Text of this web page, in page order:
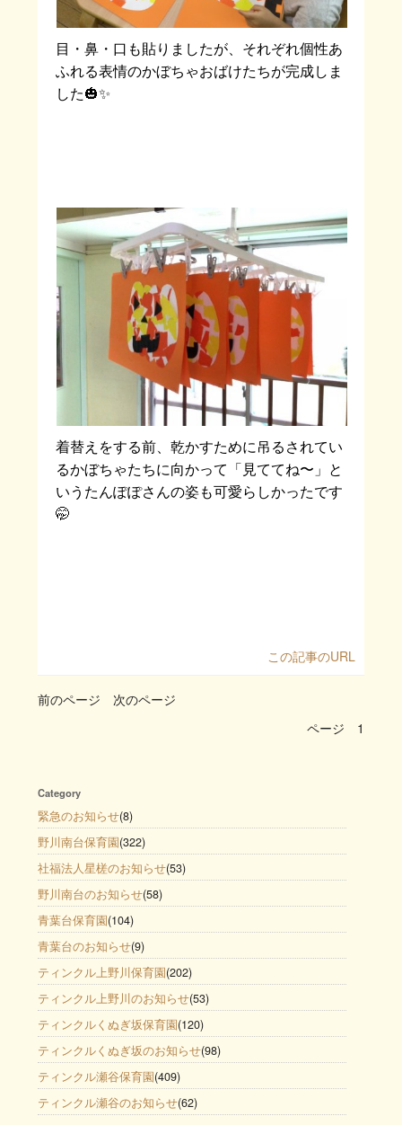
目・鼻・口も貼りましたが、それぞれ個性あ
ふれる表情のかぼちゃおばけたちが完成しま
した🎃✨
着替えをする前、乾かすために吊るされてい
るかぼちゃたちに向かって「見ててね〜」と
いうたんぽぽさんの姿も可愛らしかったです
🤭
この記事のURL
前のページ
次のページ
ページ
1
Category
緊急のお知らせ(8)
野川南台保育園(322)
社福法人星槎のお知らせ(53)
野川南台のお知らせ(58)
青葉台保育園(104)
青葉台のお知らせ(9)
ティンクル上野川保育園(202)
ティンクル上野川のお知らせ(53)
ティンクルくぬぎ坂保育園(120)
ティンクルくぬぎ坂のお知らせ(98)
ティンクル瀬谷保育園(409)
ティンクル瀬谷のお知らせ(62)